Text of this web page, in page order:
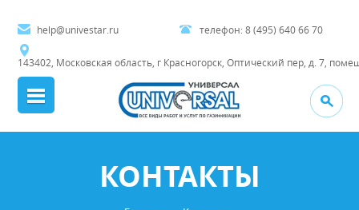
help@univestar.ru
143402, Московская область, г Красногорск, Оптический пер, д. 7,
телефон: 8 (495) 640 66 70
КОНТАКТЫ